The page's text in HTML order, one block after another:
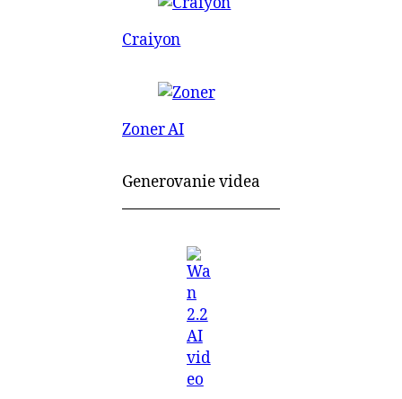
Craiyon
Zoner AI
Generovanie videa